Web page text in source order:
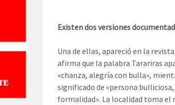
Existen dos versiones
Una de ellas, apareció en la
afirma que la palabra Tarariras
«chanza, alegría con bulla»,
significado de «persona
formalidad». La localidad toma el